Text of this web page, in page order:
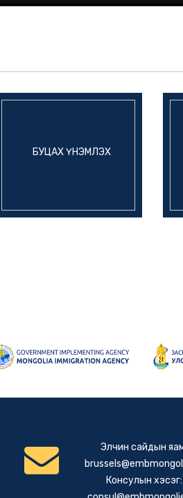
БУЦАХ ҮНЭМЛЭХ
Элчин сайдын
Консулын хэсэг: